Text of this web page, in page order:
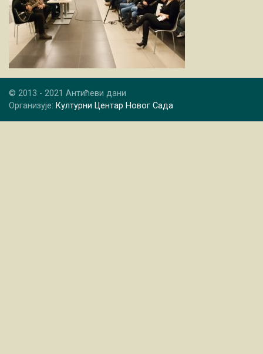
© 2013 - 2021 Антићеви дани
Организује: Културни Центар Новог Сада